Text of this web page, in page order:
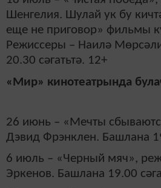
Шенгелия. Шулай ук бу
еще не приговор» фильмы
Режиссеры – Наилә
20.30 сәгатьтә. 12+
«Мир» кинотеатрында
26 июнь – «Мечты
Дэвид Фрэнклен. Башлана
6 июль – «Черный мяч»,
Эркенов. Башлана 19.00